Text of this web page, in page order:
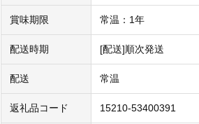
賞味期限 常温：1年
配送時期 [配送]順次発送
配送 常温
返礼品コード 15210-53400391